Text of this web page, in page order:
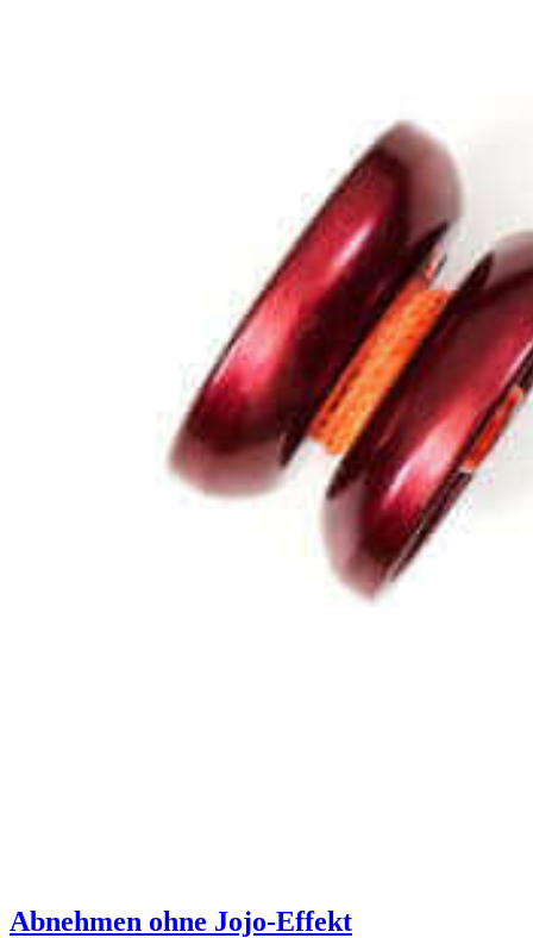
Abnehmen ohne Jojo-Effekt